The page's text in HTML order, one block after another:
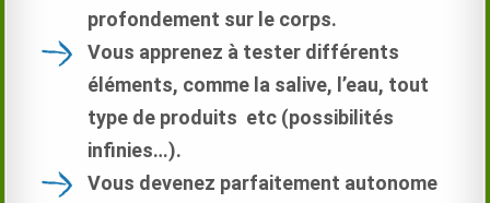
profondement sur le corps.
Vous apprenez à tester différents
éléments, comme la salive, l’eau, tout
type de produits etc (possibilités
infinies…).
Vous devenez parfaitement autonome